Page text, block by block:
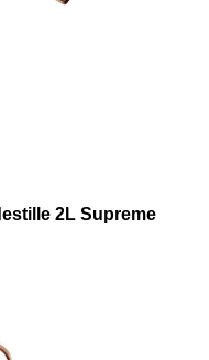
2L Supreme